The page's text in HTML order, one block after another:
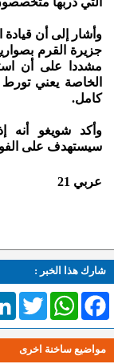
وأشار إلى أن
مشددا على أن
الخاصة يعني تورط
كامل.
وأكد شويغو أنه
سيستهدف على
عربي 21
شارك هذا الخبر :
TwitterWhatsAppFacebook
مواضيع ساخنة اخرى